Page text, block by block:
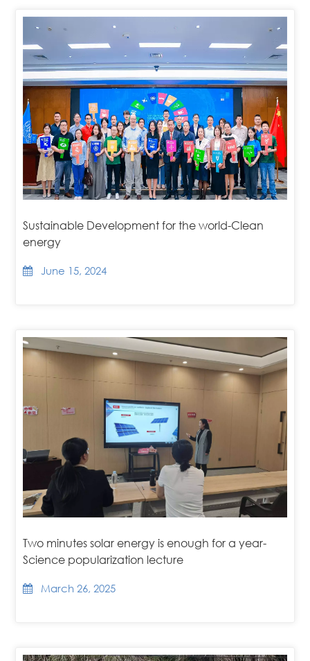
Sustainable Development for the world-Clean
energy
June 15, 2024
Two minutes solar energy is enough for a year-
Science popularization lecture
March 26, 2025